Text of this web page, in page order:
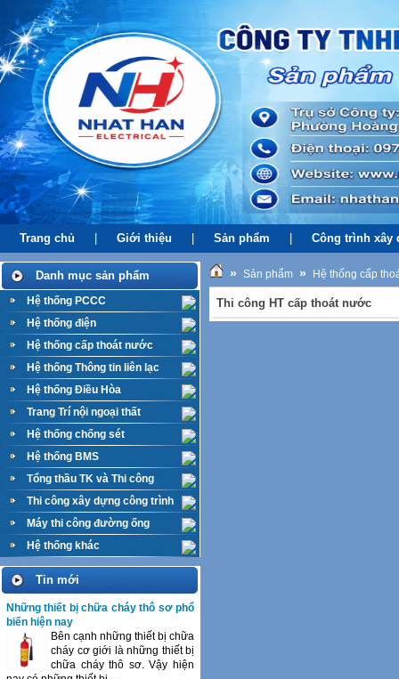
Trang chủ Giới thiệu Sản phẩm Công trình xây
Danh mục sản phẩm
Hệ thống PCCC
Hệ thống điện
Hệ thống cấp thoát nước
Hệ thống Thông tin liên lạc
Hệ thống Điều Hòa
Trang Trí nội ngoại thất
Hệ thống chống sét
Hệ thống BMS
Tổng thầu TK và Thi công
M&E
Thi công xây dựng công trình
Máy thi công đường ống
Hệ thống khác
Tin mới
Những thiết bị chữa cháy thô sơ phổ
biến hiện nay
Bên cạnh những thiết bị chữa
cháy cơ giới là những thiết bị
chữa cháy thô sơ. Vậy hiện
» Sản phẩm » Hệ thống cấp
Thi công HT cấp thoát nước